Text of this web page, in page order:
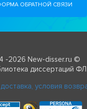
ОБРАТНОЙ СВЯЗИ
-2026 New-disser.ru ©
диссертаций
условия